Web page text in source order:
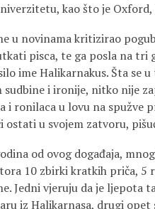
kao što je
u novinama kritizirao
pisca, te ga posla na tri
ime Halikarnakus. Šta se
i ironije, nitko nije
i ronilaca u lovu na spužve
ostati u svojem zatvoru,
od ovog događaja,
10 zbirki kratkih priča, 5
Jedni vjeruju da je ljepota
iz Halikarnasa, drugi